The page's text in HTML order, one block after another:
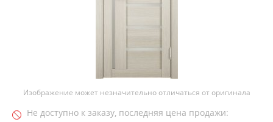
Изображение может незначительно отличаться от оригинала
Не доступно к заказу, последняя цена продажи: